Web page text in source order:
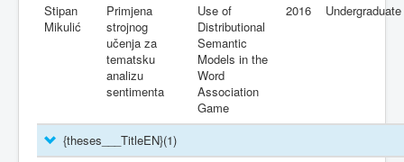
Stipan
Mikulić
Primjena
strojnog
učenja za
tematsku
analizu
sentimenta
Use of
Distributional
Semantic
Models in the
Word
Association
Game
2016 Undergraduate
{theses___TitleEN}(1)